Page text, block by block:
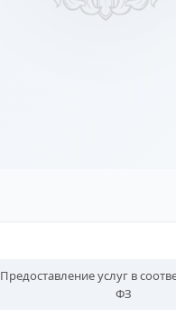
Предоставление услуг в
ФЗ